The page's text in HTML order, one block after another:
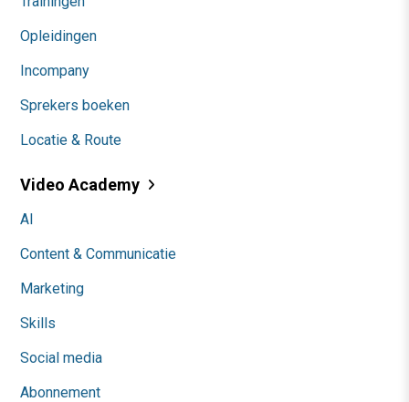
Opleidingen
Incompany
Sprekers boeken
Locatie & Route
Video Academy
AI
Content & Communicatie
Marketing
Skills
Social media
Abonnement